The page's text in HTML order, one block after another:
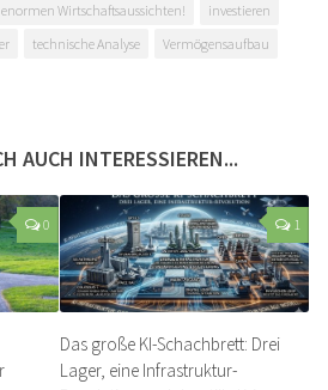
Wirtschaftsaussichten!
investieren
technische Analyse
Vermögensaufbau
AUCH INTERESSIEREN...
0 1
Das große KI-Schachbrett: Drei
Lager, eine Infrastruktur-